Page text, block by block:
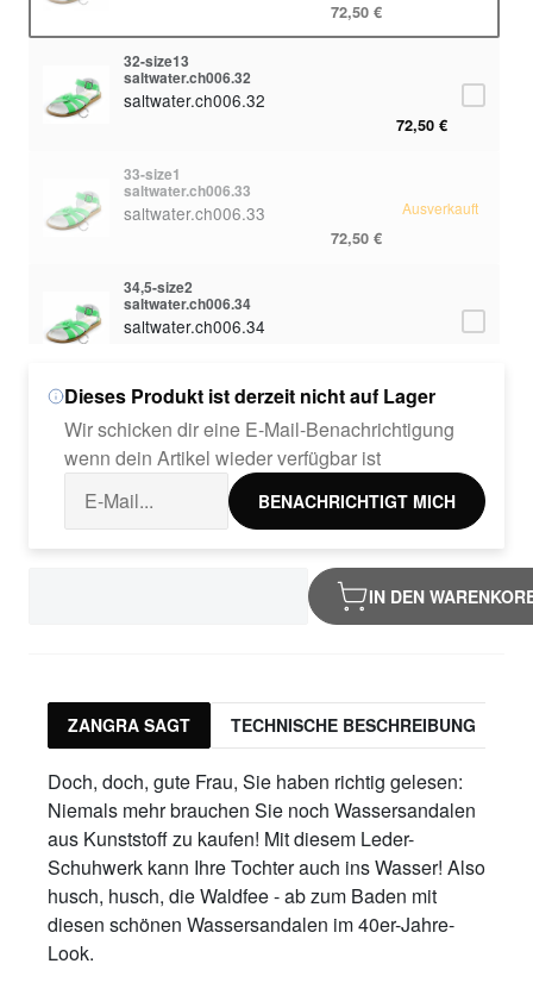
72,50 €
32-size13
saltwater.ch006.32
saltwater.ch006.32
72,50 €
33-size1
saltwater.ch006.33
saltwater.ch006.33
72,50 €
Ausverkauft
34,5-size2
saltwater.ch006.34
saltwater.ch006.34
35,5-size3
saltwater.ch006.35
Dieses Produkt ist derzeit nicht auf Lager
Wir schicken dir eine E-Mail-Benachrichtigung
wenn dein Artikel wieder verfügbar ist
BENACHRICHTIGT MICH
IN DEN
ZANGRA SAGT TECHNISCHE BESCHREIBUNG
Doch, doch, gute Frau, Sie haben richtig gelesen:
Niemals mehr brauchen Sie noch Wassersandalen
aus Kunststoff zu kaufen! Mit diesem Leder-
Schuhwerk kann Ihre Tochter auch ins Wasser! Also
husch, husch, die Waldfee - ab zum Baden mit
diesen schönen Wassersandalen im 40er-Jahre-
Look.